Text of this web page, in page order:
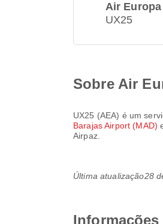
Air Europa
UX25
Sobre Air
UX25 (AEA) é um
Barajas Airport (MAD)
Airpaz.
Última atualização28
Informações